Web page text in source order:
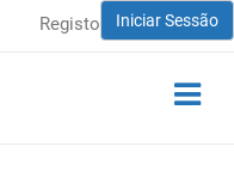
Iniciar Sessão
Registo